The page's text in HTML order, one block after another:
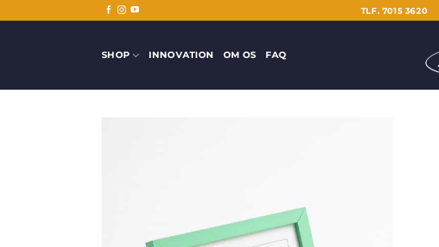
til
TLF. 7015 3620
SHOP INNOVATION OM OS FAQ